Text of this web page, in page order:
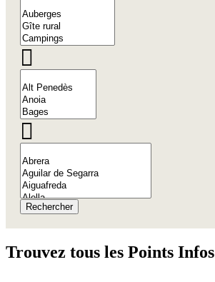
Rechercher
Trouvez tous les Points Infos